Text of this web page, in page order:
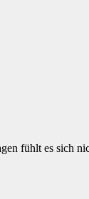
fühlt es sich